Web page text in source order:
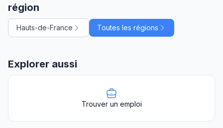
région
Hauts-de-France Toutes les régions
Explorer aussi
Trouver un emploi